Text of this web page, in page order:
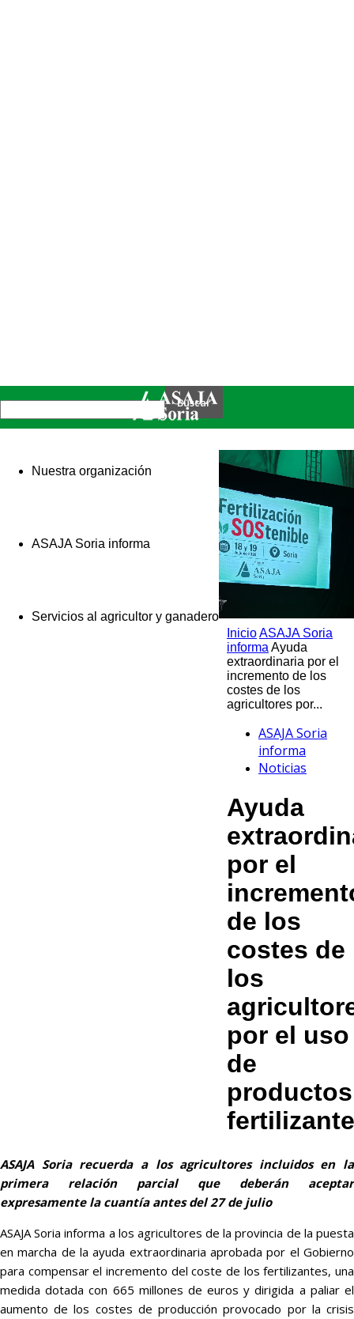
Nuestra organización
ASAJA Soria informa
Servicios al agricultor y ganadero
InicioASAJA Soria
informa Ayuda
extraordinaria por el
incremento de los
costes de los
agricultores por...
ASAJA Soria
informa
Noticias
Ayuda
por el
de los
costes de
los
por el uso
de
productos
ASAJA Soria recuerda a los agricultores incluidos en la
primera relación parcial que deberán aceptar
expresamente la cuantía antes del 27 de julio
ASAJA Soria informa a los agricultores de la provincia de la puesta
en marcha de la ayuda extraordinaria aprobada por el Gobierno
para compensar el incremento del coste de los fertilizantes, una
medida dotada con 665 millones de euros y dirigida a paliar el
aumento de los costes de producción provocado por la crisis